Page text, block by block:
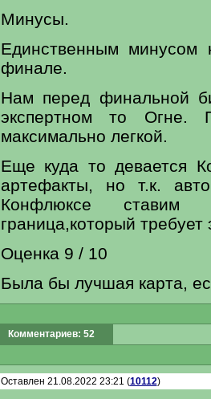
Минусы.
Единственным минусом
финале.
Нам перед финальной
экспертном то Огне.
максимально легкой.
Еще куда то девается
артефакты, но т.к.
Конфлюксе
граница,который требует
Оценка 9 / 10
Была бы лучшая карта,
Комментариев: 52
Оставлен 21.08.2022 23:21 (10112)